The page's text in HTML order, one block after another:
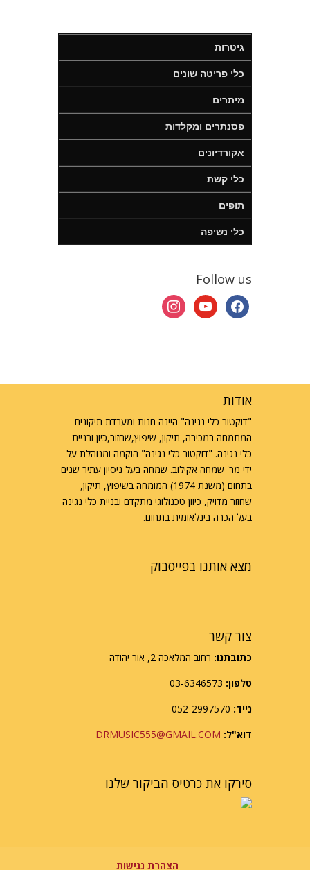
גיטרות
כלי פריטה שונים
מיתרים
פסנתרים ומקלדות
אקורדיונים
כלי קשת
תופים
כלי נשיפה
Follow us
facebook
youtube
instagram
אודות
"דוקטור כלי נגינה" היינה חנות ומעבדת תיקונים
המתמחה במכירה, תיקון, שיפוץ,שחזור,כיון ובניית
כלי נגינה. "דוקטור כלי נגינה" הוקמה ומנוהלת על
ידי מר' שמחה אקילוב. שמחה בעל ניסיון עתיר שנים
בתחום (משנת 1974) המומחה בשיפוץ, תיקון,
שחזור מדויק, כיוון טכנולוגי מתקדם ובניית כלי נגינה
בעל הכרה בינלאומית בתחום.
מצא אותנו בפייסבוק
צור קשר
כתובתנו: רחוב המלאכה 2, אור יהודה
טלפון:
נייד:
דוא"ל: DRMUSIC555@GMAIL.COM
סירקו את כרטיס הביקור שלנו
הצהרת נגישות